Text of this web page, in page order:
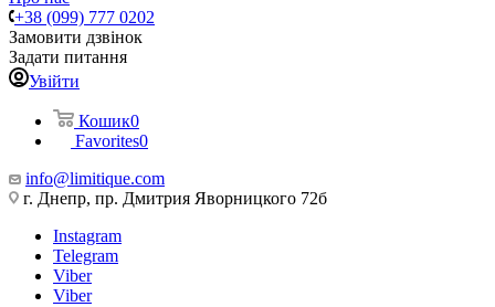
+38 (099) 777 0202
Замовити дзвінок
Задати питання
Увійти
Кошик0
Favorites0
info@limitique.com
г. Днепр, пр. Дмитрия Яворницкого 72б
Instagram
Telegram
Viber
Viber